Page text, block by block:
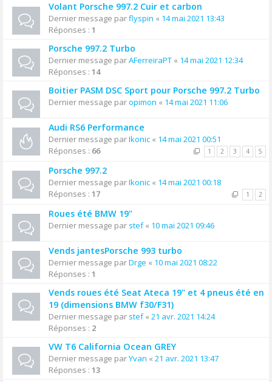
Volant Porsche 997.2 Cuir et carbon
Dernier message parflyspin « 14 mai 2021 13:43
Réponses : 1
Porsche 997.2 Turbo
Dernier message parAFerreiraPT « 14 mai 2021 12:34
Réponses : 14
Boitier PASM DSC Sport pour Porsche 997.2 Turbo
Dernier message paropimon « 14 mai 2021 11:06
Audi RS6 Performance
Dernier message parIkonic « 14 mai 2021 00:51
Réponses : 66 1 2 3 4 5
Porsche 997.2
Dernier message parIkonic « 14 mai 2021 00:18
Réponses : 17 1 2
Roues été BMW 19"
Dernier message par stef« 10 mai 2021 09:46
Vends jantesPorsche 993 turbo
Dernier message parDrge « 10 mai 2021 08:22
Réponses : 1
Vends roues été Seat Ateca 19" et 4 pneus été en
19 (dimensions BMW f30/F31)
Dernier message par stef« 21 avr. 2021 14:24
Réponses : 2
VW T6 California Ocean GREY
Dernier message parYvan « 21 avr. 2021 13:47
Réponses : 13